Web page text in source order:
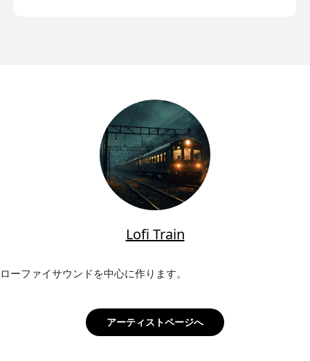
Lofi Train
ローファイサウンドを中心に作ります。
アーティストページへ